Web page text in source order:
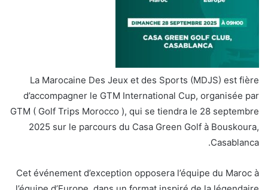
La Marocaine Des Jeux et des Sports (MDJS) est fière
d’accompagner le GTM International Cup, organisée par
GTM ( Golf Trips Morocco ), qui se tiendra le 28 septembre
2025 sur le parcours du Casa Green Golf à Bouskoura,
Casablanca.
Cet événement d’exception opposera l’équipe du Maroc à